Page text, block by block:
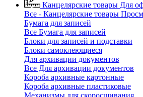
Канцелярские товары Для
Все - Канцелярские товары
Бумага для записей
Все Бумага для записей
Блоки для записей и подставки
Блоки самоклеющиеся
Для архивации документов
Все Для архивации документов
Короба архивные картонные
Короба архивные пластиковые
Механизмы для скоросшивания